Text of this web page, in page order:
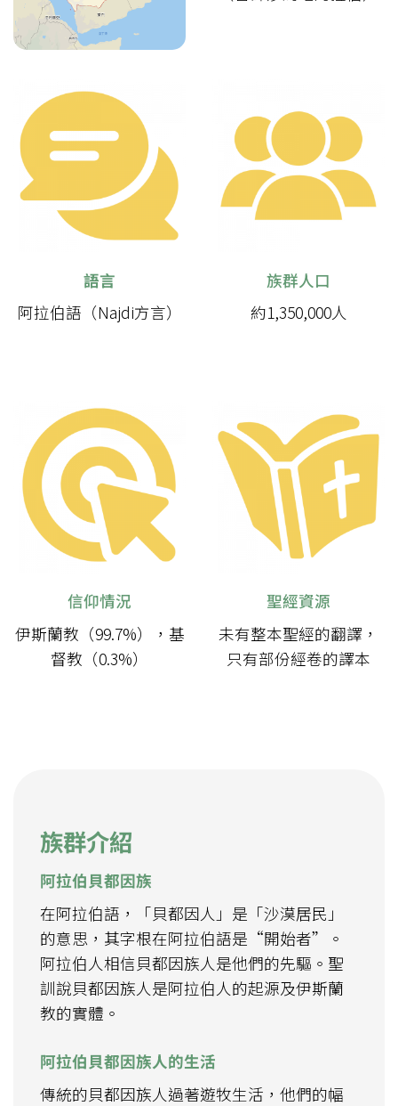
語言
阿拉伯語（Najdi方言）
族群人口
約1,350,000人
信仰情況
伊斯蘭教（99.7%），基
督教（0.3%）
聖經資源
未有整本聖經的翻譯，
只有部份經卷的譯本
族群介紹
阿拉伯貝都因族
在阿拉伯語，「貝都因人」是「沙漠居民」
的意思，其字根在阿拉伯語是“開始者”。
阿拉伯人相信貝都因族人是他們的先驅。聖
訓說貝都因族人是阿拉伯人的起源及伊斯蘭
教的實體。
阿拉伯貝都因族人的生活
傳統的貝都因族人過著遊牧生活，他們的幅